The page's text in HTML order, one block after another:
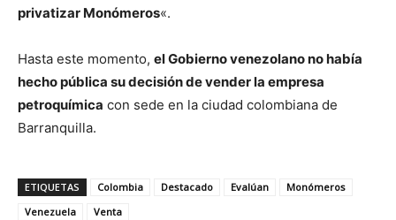
privatizar Monómeros«.
Hasta este momento, el Gobierno venezolano no había
hecho pública su decisión de vender la empresa
petroquímica con sede en la ciudad colombiana de
Barranquilla.
ETIQUETAS Colombia Destacado Evalúan
Monómeros
Venezuela
Venta